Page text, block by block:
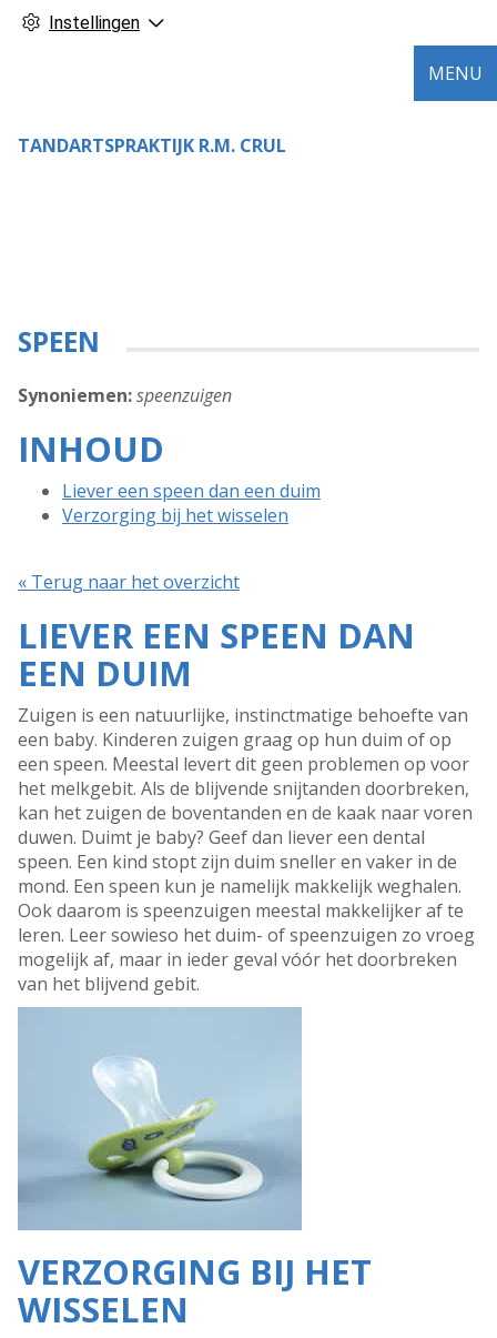
Instellingen
TANDARTSPRAKTIJK R.M. CRUL
MENU
SPEEN
Synoniemen:speenzuigen
INHOUD
Liever een speen dan een duim
Verzorging bij het wisselen
« Terug naar het overzicht
LIEVER EEN SPEEN DAN
EEN DUIM
Zuigen is een natuurlijke, instinctmatige behoefte van
een baby. Kinderen zuigen graag op hun duim of op
een speen. Meestal levert dit geen problemen op voor
het melkgebit. Als de blijvende snijtanden doorbreken,
kan het zuigen de boventanden en de kaak naar voren
duwen. Duimt je baby? Geef dan liever een dental
speen. Een kind stopt zijn duim sneller en vaker in de
mond. Een speen kun je namelijk makkelijk weghalen.
Ook daarom is speenzuigen meestal makkelijker af te
leren. Leer sowieso het duim- of speenzuigen zo vroeg
mogelijk af, maar in ieder geval vóór het doorbreken
van het blijvend gebit.
VERZORGING BIJ HET
WISSELEN